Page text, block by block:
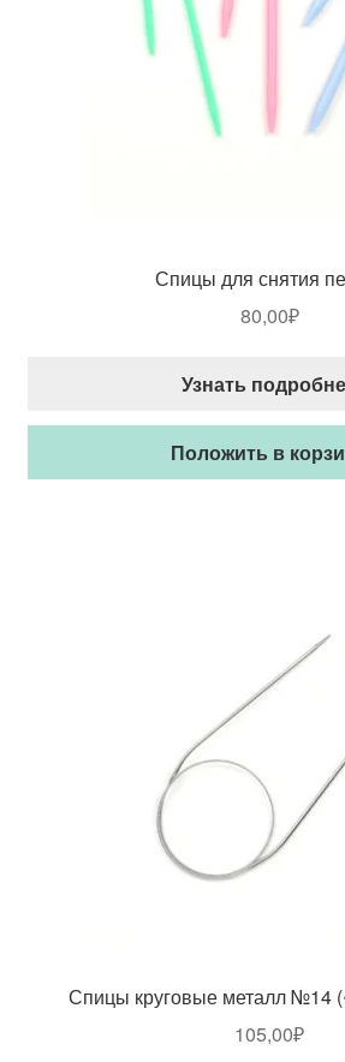
Спицы для снятия
80,00₽
Узнать
Положить в
Спицы круговые металл №14
105,00₽